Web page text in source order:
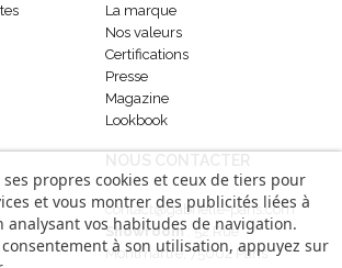
La marque
Nos valeurs
Certifications
Presse
Magazine
Lookbook
contact@gabrielle-paris.com
Showroom: 52 Rue
Montmartre, 75002 Paris
propres cookies et ceux de tiers pour
et vous montrer des publicités liées à
analysant vos habitudes de navigation.
à son utilisation, appuyez sur